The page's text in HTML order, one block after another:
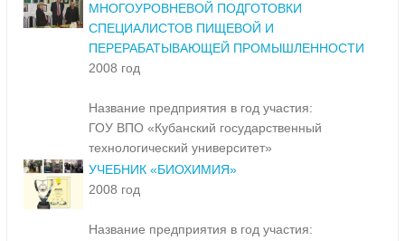
МНОГОУРОВНЕВОЙ ПОДГОТОВКИ
СПЕЦИАЛИСТОВ ПИЩЕВОЙ И
ПЕРЕРАБАТЫВАЮЩЕЙ ПРОМЫШЛЕННОСТИ
2008 год
Название предприятия в год участия:
ГОУ ВПО «Кубанский государственный
технологический университет»
УЧЕБНИК «БИОХИМИЯ»
2008 год
Название предприятия в год участия: